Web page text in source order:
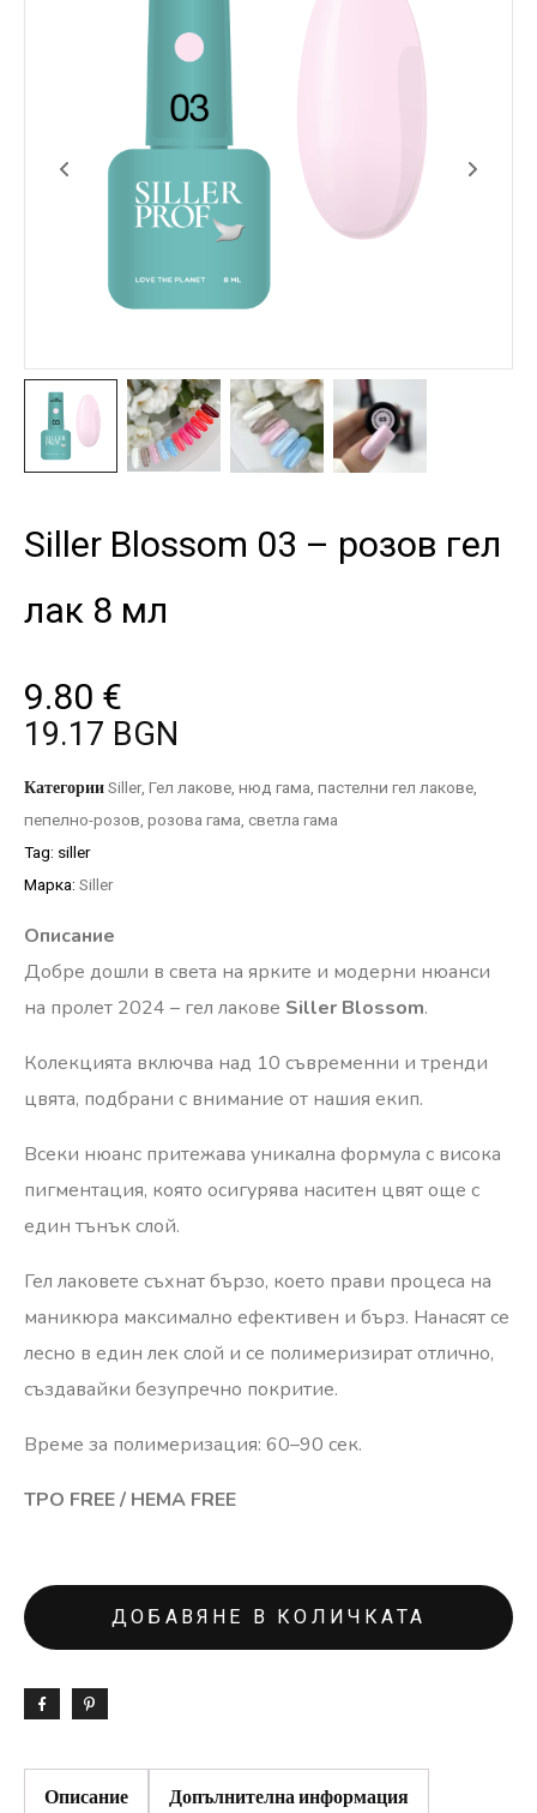
Siller Blossom 03 – розов гел
лак 8 мл
9.80 €
19.17 BGN
КатегорииSiller, Гел лакове нюд гама пастелни гел лакове
пепелно-розов розова гама светла гама
Tag: siller
Марка: Siller
Описание
Добре дошли в света на ярките и модерни нюанси
на пролет 2024 – гел лакове Siller Blossom.
Колекцията включва над 10 съвременни и тренди
цвята, подбрани с внимание от нашия екип.
Всеки нюанс притежава уникална формула с висока
пигментация, която осигурява наситен цвят още с
един тънък слой.
Гел лаковете съхнат бързо, което прави процеса на
маникюра максимално ефективен и бърз. Нанасят се
лесно в един лек слой и се полимеризират отлично,
създавайки безупречно покритие.
Време за полимеризация: 60–90 сек.
TPO FREE / HEMA FREE
ДОБАВЯНЕ В КОЛИЧКАТА
Описание Допълнителна информация